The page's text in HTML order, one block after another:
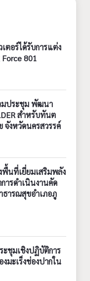
ตอร์ได้รับการแต่ง
801
มประชุม พัฒนา
สำหรับทันต
จังหวัดนครสวรรค์
พื้นที่เยี่ยมเสริมพลัง
ารดำเนินงานคัด
ธารณสุขอำเภอภู
ะชุมเชิงปฏิบัติการ
มะเร็งช่องปากใน